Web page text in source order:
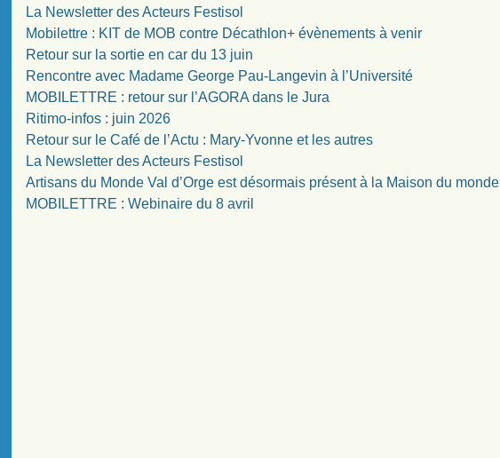
La Newsletter des Acteurs Festisol
Mobilettre : KIT de MOB contre Décathlon+ évènements à venir
Retour sur la sortie en car du 13 juin
Rencontre avec Madame George Pau-Langevin à l’Université
MOBILETTRE : retour sur l’AGORA dans le Jura
Ritimo-infos : juin 2026
Retour sur le Café de l’Actu : Mary-Yvonne et les autres
La Newsletter des Acteurs Festisol
Artisans du Monde Val d’Orge est désormais présent à la Maison du monde
MOBILETTRE : Webinaire du 8 avril